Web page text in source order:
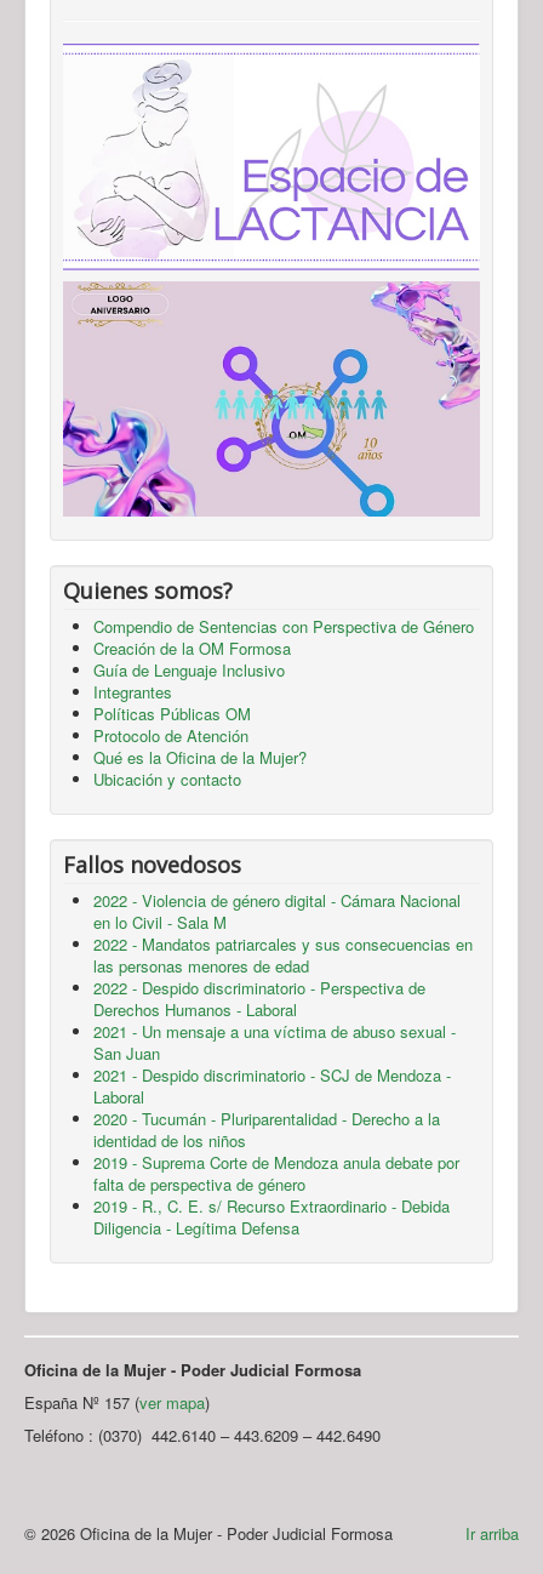
Quienes somos?
Compendio de Sentencias con Perspectiva de Género
Creación de la OM Formosa
Guía de Lenguaje Inclusivo
Integrantes
Políticas Públicas OM
Protocolo de Atención
Qué es la Oficina de la Mujer?
Ubicación y contacto
Fallos novedosos
2022 - Violencia de género digital - Cámara Nacional
en lo Civil - Sala M
2022 - Mandatos patriarcales y sus consecuencias en
las personas menores de edad
2022 - Despido discriminatorio - Perspectiva de
Derechos Humanos - Laboral
2021 - Un mensaje a una víctima de abuso sexual -
San Juan
2021 - Despido discriminatorio - SCJ de Mendoza -
Laboral
2020 - Tucumán - Pluriparentalidad - Derecho a la
identidad de los niños
2019 - Suprema Corte de Mendoza anula debate por
falta de perspectiva de género
2019 - R., C. E. s/ Recurso Extraordinario - Debida
Diligencia - Legítima Defensa
Oficina de la Mujer - Poder Judicial Formosa
España Nº 157 (ver mapa)
Teléfono : (0370) 442.6140 – 443.6209 – 442.6490
Ir arriba
© 2026 Oficina de la Mujer - Poder Judicial Formosa